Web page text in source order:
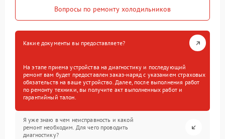
Вопросы по ремонту холодильников
Какие документы вы предоставляете?
На этапе приема устройства на диагностику и последующий
ремонт вам будет предоставлен заказ-наряд с указанием страховых
обязательств на ваше устройство. Далее, после выполнения работ
по ремонту техники, вы получите акт выполненных работ и
гарантийный талон.
Я уже знаю в чем неисправность и какой
ремонт необходим. Для чего проводить
диагностику?